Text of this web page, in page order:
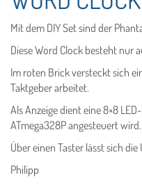
Mit dem DIY Set sind der
Diese Word Clock besteht nur
Im roten Brick versteckt sich
Taktgeber arbeitet.
Als Anzeige dient eine 8×8
ATmega328P angesteuert wird.
Über einen Taster lässt sich die
Philipp